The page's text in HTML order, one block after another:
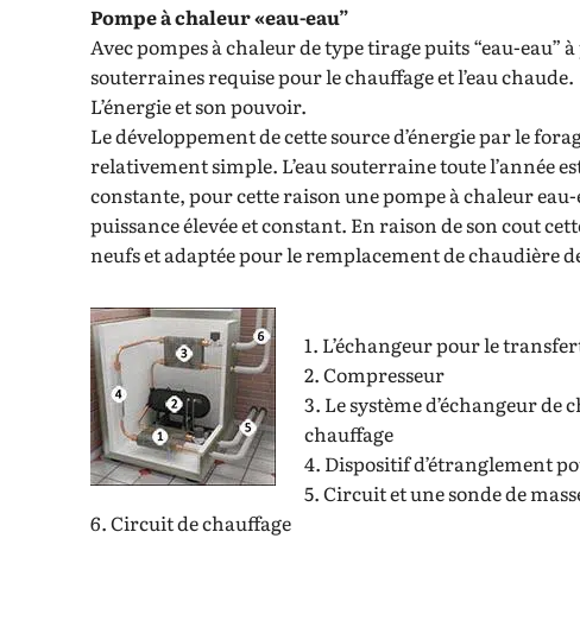
Pompe à chaleur «eau-eau”
Avec pompes à chaleur de type tirage puits “eau-eau”
souterraines requise pour le chauffage et l’eau chaude.
L’énergie et son pouvoir.
Le développement de cette source d’énergie par le
relativement simple. L’eau souterraine toute l’année
constante, pour cette raison une pompe à chaleur
puissance élevée et constant. En raison de son cout
neufs et adaptée pour le remplacement de chaudière
1. L’échangeur pour le
2. Compresseur
3. Le système d’échangeur
chauffage
4. Dispositif d’étranglement
5. Circuit et une sonde de
6. Circuit de chauffage